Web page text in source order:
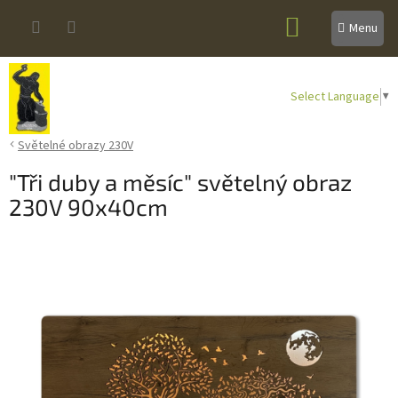
Select Language ▼
NÁKUPNÍ
KOŠÍK
Světelné obrazy 230V
"Tři duby a měsíc" světelný obraz
230V 90x40cm